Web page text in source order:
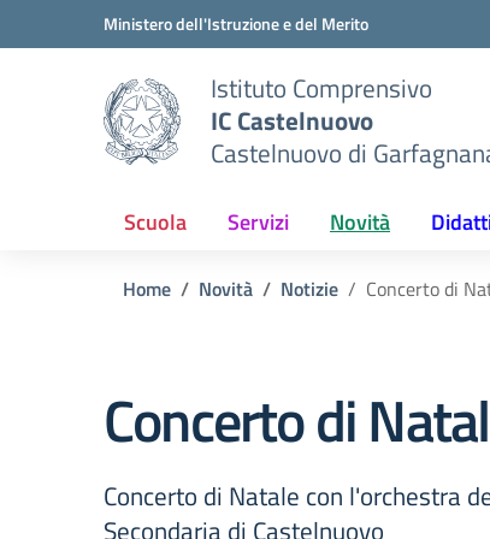
Vai ai contenuti
Vai al menu di navigazioneMinistero dell'Istruzione e del Merito
Istituto Comprensivo
IC Castelnuovo
Castelnuovo di
Scuola Servizi Novità
Home Novità Notizie Concerto di
Concerto di
Concerto di Natale con l'orchestra
Secondaria di Castelnuovo